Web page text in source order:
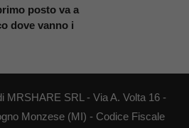
posto va a
dove vanno i
MRSHARE SRL - Via A. Volta 16 -
Monzese (MI) - Codice Fiscale